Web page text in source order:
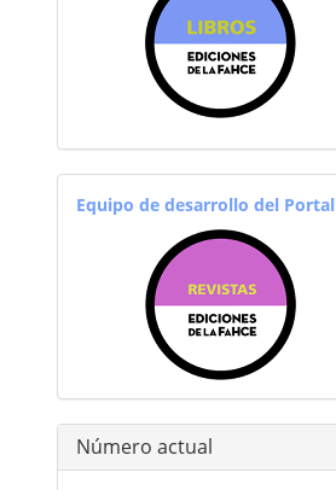
equiporevistas
Equipo de desarrollo del Portal
Número actual